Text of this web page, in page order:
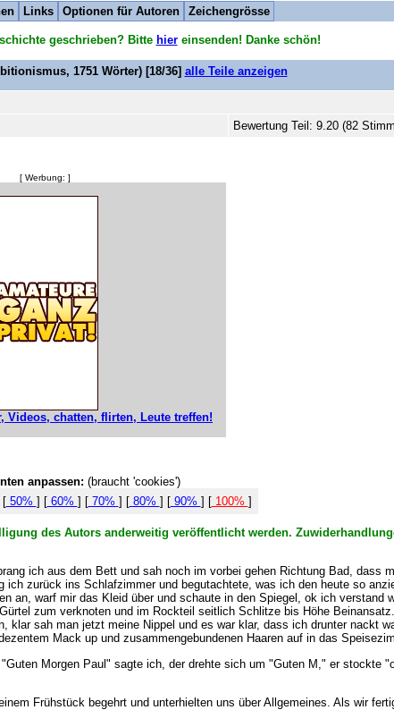
Links Optionen für Autoren Zeichengrösse
geschrieben? Bitte hiereinsenden! Danke schön!
1751Wörter) [18/36] alle Teile anzeigen
Bewertung Teil: 9.20 (82
[ Werbung: ]
Videos, chatten, flirten, Leute treffen!
anpassen: (braucht 'cookies')
[50% ] [60% ] [70% ] [80% ] [90% ] [100% ]
des Autors anderweitig veröffentlicht werden.
ich aus dem Bett und sah noch im vorbei gehen Richtung Bad, dass
zurück ins Schlafzimmer und begutachtete, was ich den heute so
warf mir das Kleid über und schaute in den Spiegel, ok ich verstand
zum verknoten und im Rockteil seitlich Schlitze bis Höhe
sah man jetzt meine Nippel und es war klar, dass ich drunter nackt
Mack up und zusammengebundenen Haaren auf in das
Morgen Paul" sagte ich, der drehte sich um "Guten M," er stockte
Frühstück begehrt und unterhielten uns über Allgemeines. Als wir